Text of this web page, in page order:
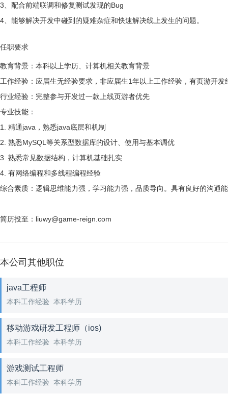
3、配合前端联调和修复测试发现的Bug
4、能够解决开发中碰到的疑难杂症和快速解决线上发生的问题。
任职要求
教育背景：本科以上学历、计算机相关教育背景
工作经验：应届生无经验要求，非应届生1年以上工作经验，有页游开发
行业经验：完整参与开发过一款上线页游者优先
专业技能：
1. 精通java，熟悉java底层和机制
2. 熟悉MySQL等关系型数据库的设计、使用与基本调优
3. 熟悉常见数据结构，计算机基础扎实
4. 有网络编程和多线程编程经验
综合素质：逻辑思维能力强，学习能力强，品质导向。具有良好的沟通
简历投至：liuwy@game-reign.com
本公司其他职位
java工程师
本科工作经验 本科学历
移动游戏研发工程师（ios)
本科工作经验 本科学历
游戏测试工程师
本科工作经验 本科学历